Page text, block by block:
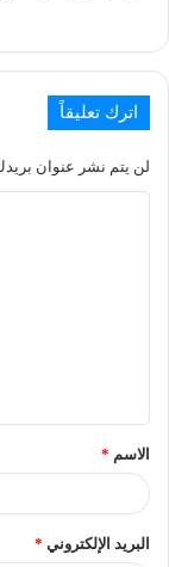
اترك تعليقاً
لن يتم نشر عنوان
الاسم *
البريد الإلكتروني *